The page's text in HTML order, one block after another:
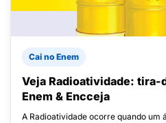
Cai no Enem
Veja Radioatividade: tira-
Enem & Encceja
A Radioatividade ocorre quando um